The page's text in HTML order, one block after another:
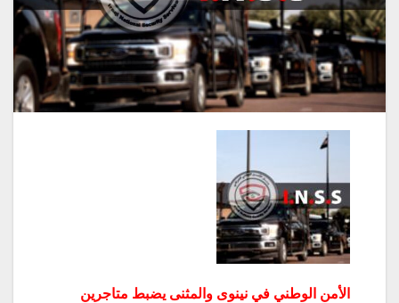
الأمن الوطني في نينوى والمثنى يضبط متاجرين